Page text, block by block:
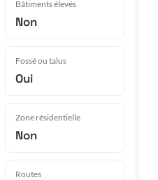
Bâtiments élevés
Non
Fossé ou talus
Oui
Zone résidentielle
Non
Routes